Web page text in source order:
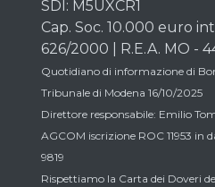
SDI: M5UXCR1
Cap. Soc. 10.000 euro
626/2000 | R.E.A. MO -
Quotidiano di informazione di
Tribunale di Modena 16/10/2025
Direttore responsabile: Emilio
AGCOM iscrizione ROC 11953 in
9819
Rispettiamo la Carta dei Doveri